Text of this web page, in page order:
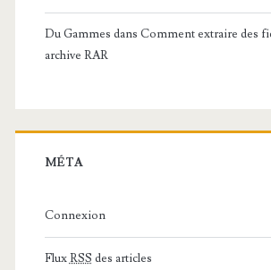
Du Gammes dans Comment extraire des
archive RAR
MÉTA
Connexion
FluxRSS des articles